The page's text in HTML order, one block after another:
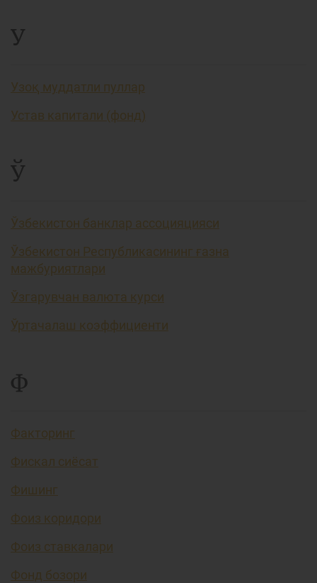
У
Узоқ муддатли пуллар
Устав капитали (фонд)
Ў
Ўзбекистон банклар ассоцияцияси
Ўзбекистон Республикасининг ғазна
мажбуриятлари
Ўзгарувчан валюта курси
Ўртачалаш коэффициенти
Ф
Факторинг
Фискал сиёсат
Фишинг
Фоиз коридори
Фоиз ставкалари
Фонд бозори